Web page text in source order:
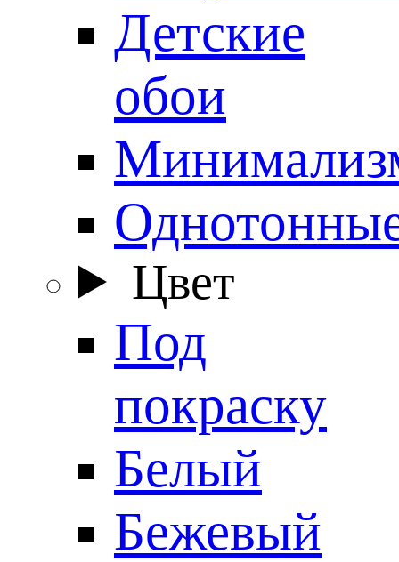
Детские
обои
Цвет
Под
покраску
Белый
Бежевый